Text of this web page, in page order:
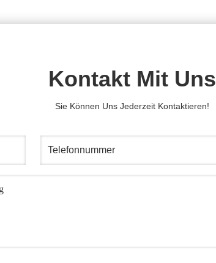
Kontakt Mit Uns
Sie Können Uns Jederzeit Kontaktieren!